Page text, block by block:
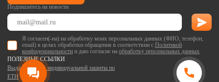
Подпишитесь на новости
Я согласен(-на) на обработку моих персональных данных (ФИО, телефон,
email) в целях обработки обращения в соответствии с Политикой
конфиденциальности и даю согласие на обработку персональных данных.
ПОЛЕЗНЫЕ ССЫЛКИ
Выдача средств индивидуальной защиты по
ЕТН